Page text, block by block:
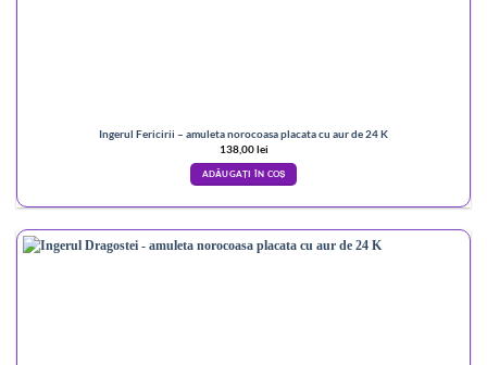
Ingerul Fericirii – amuleta norocoasa placata cu aur de 24 K
138,00lei
ADĂUGAȚI ÎN COȘ